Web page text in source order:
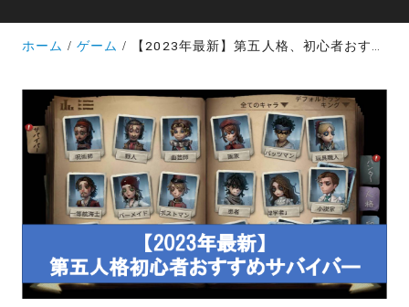
ホーム ゲーム 【2023年最新】第五人格、初心者おすすめサバイバー